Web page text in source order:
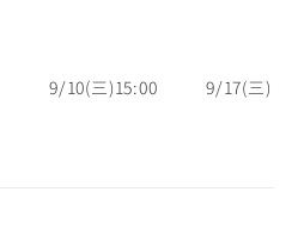
9/10(三)15:00 9/17(三)